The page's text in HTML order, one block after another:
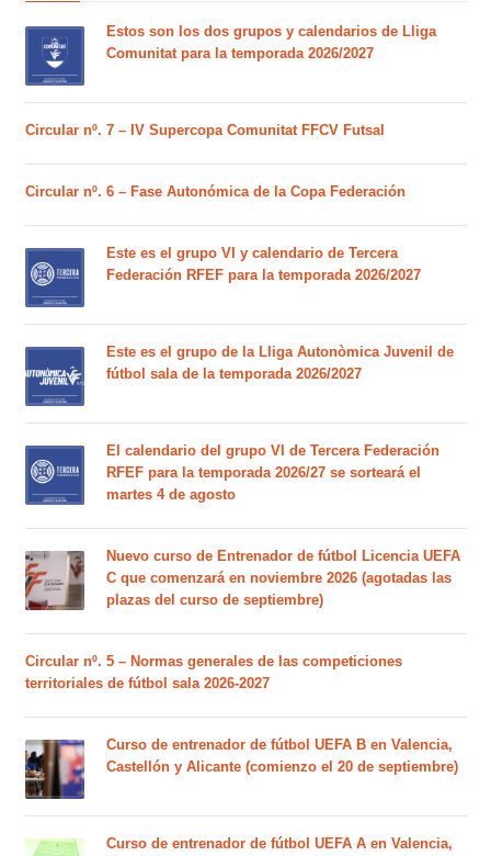
Estos son los dos grupos y calendarios de Lliga
Comunitat para la temporada 2026/2027
Circular nº. 7 – IV Supercopa Comunitat FFCV Futsal
Circular nº. 6 – Fase Autonómica de la Copa Federación
Este es el grupo VI y calendario de Tercera
Federación RFEF para la temporada 2026/2027
Este es el grupo de la Lliga Autonòmica Juvenil de
fútbol sala de la temporada 2026/2027
El calendario del grupo VI de Tercera Federación
RFEF para la temporada 2026/27 se sorteará el
martes 4 de agosto
Nuevo curso de Entrenador de fútbol Licencia UEFA
C que comenzará en noviembre 2026 (agotadas las
plazas del curso de septiembre)
Circular nº. 5 – Normas generales de las competiciones
territoriales de fútbol sala 2026-2027
Curso de entrenador de fútbol UEFA B en Valencia,
Castellón y Alicante (comienzo el 20 de septiembre)
Curso de entrenador de fútbol UEFA A en Valencia,